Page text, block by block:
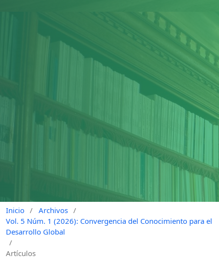
Inicio / Archivos /
Vol. 5 Núm. 1 (2026): Convergencia del Conocimiento para el
Desarrollo Global
/
Artículos